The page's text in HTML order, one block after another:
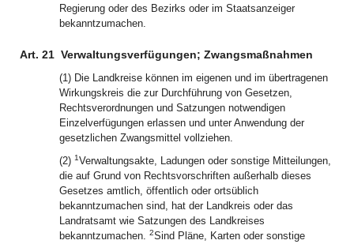
Regierung oder des Bezirks oder im Staatsanzeiger
bekanntzumachen.
Art. 21 Verwaltungsverfügungen; Zwangsmaßnahmen
(1) Die Landkreise können im eigenen und im übertragenen
Wirkungskreis die zur Durchführung von Gesetzen,
Rechtsverordnungen und Satzungen notwendigen
Einzelverfügungen erlassen und unter Anwendung der
gesetzlichen Zwangsmittel vollziehen.
(2) 1Verwaltungsakte, Ladungen oder sonstige Mitteilungen,
die auf Grund von Rechtsvorschriften außerhalb dieses
Gesetzes amtlich, öffentlich oder ortsüblich
bekanntzumachen sind, hat der Landkreis oder das
Landratsamt wie Satzungen des Landkreises
bekanntzumachen. 2Sind Pläne, Karten oder sonstige